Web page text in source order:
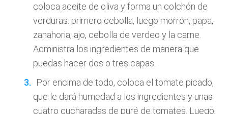
coloca aceite de oliva y forma un colchón de
verduras: primero cebolla, luego morrón, papa,
zanahoria, ajo, cebolla de verdeo y la carne.
Administra los ingredientes de manera que
puedas hacer dos o tres capas.
Por encima de todo, coloca el tomate picado,
que le dará humedad a los ingredientes y unas
cuatro cucharadas de puré de tomates. Luego,